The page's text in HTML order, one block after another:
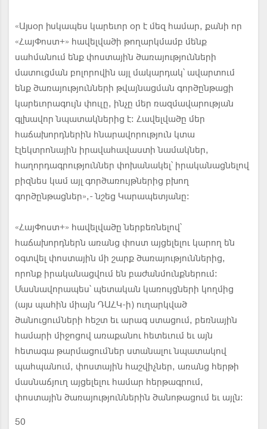
«Այսօր իսկապես կարեւոր օր է մեզ համար, քանի որ
«ՀայՓոստ+» հավելվածի թողարկմամբ մենք
սահմանում ենք փոստային ծառայությունների
մատուցման բոլորովին այլ մակարդակ՝ ավարտում
ենք ծառայությունների թվայնացման գործընթացի
կարեւորագույն փուլը, ինչը մեր ռազմավարության
գլխավոր նպատակներից է: Հավելվածը մեր
հաճախորդներին հնարավորություն կտա
էլեկտրոնային իրավահավաստի նամակներ,
հաղորդագրություններ փոխանակել՝ իրականացնելով
բիզնես կամ այլ գործառույթներից բխող
գործընթացներ»,- նշեց Կարապետյանը։
«ՀայՓոստ+» հավելվածը ներբեռնելով՝
հաճախորդներն առանց փոստ այցելելու կարող են
օգտվել փոստային մի շարք ծառայություններից,
որոնք իրականացվում են բաժանմունքներում։
Մասնավորապես՝ պետական կառույցների կողմից
(այս պահին միայն ԴԱՀԿ-ի) ուղարկված
ծանուցումների հեշտ եւ արագ ստացում, բեռնային
համարի միջոցով առաքանու հետեւում եւ այն
հետագա թարմացումներ ստանալու նպատակով
պահպանում, փոստային հաշվիչներ, առանց հերթի
մասնաճյուղ այցելելու համար հերթագրում,
փոստային ծառայություններին ծանոթացում եւ այլն:
50